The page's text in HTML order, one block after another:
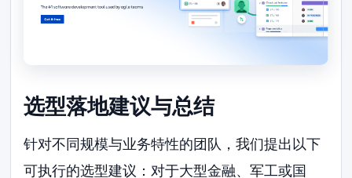
选型落地建议与总结
针对不同规模与业务特性的团队，我们提出以下
可执行的选型建议：对于大型金融、军工或国